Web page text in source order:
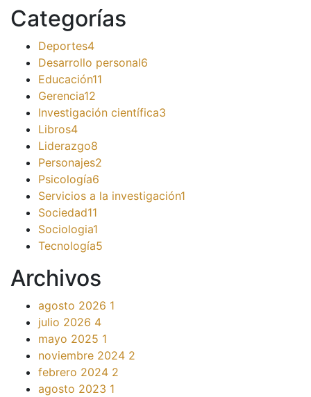
Categorías
Deportes4
Desarrollo personal6
Educación11
Gerencia12
Investigación científica3
Libros4
Liderazgo8
Personajes2
Psicología6
Servicios a la investigación1
Sociedad11
Sociologia1
Tecnología5
Archivos
agosto 2026 1
julio 2026 4
mayo 2025 1
noviembre 2024 2
febrero 2024 2
agosto 2023 1